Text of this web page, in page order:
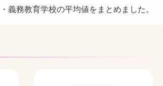
義務教育学校の平均値をまとめました。